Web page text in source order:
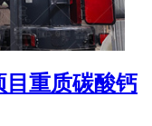
目重质碳酸钙